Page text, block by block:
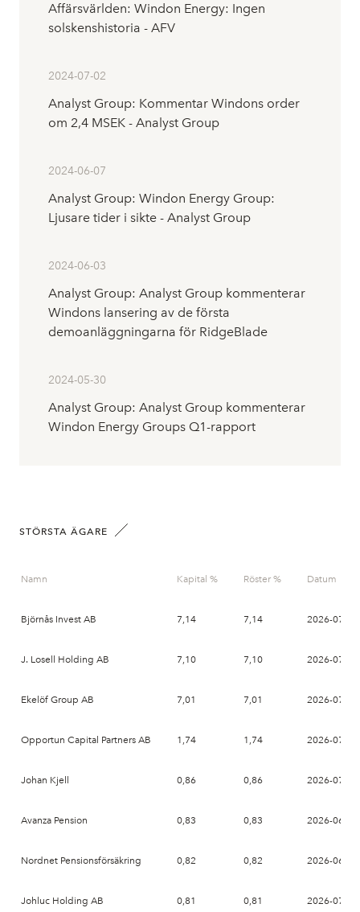
Affärsvärlden: Windon Energy: Ingen
solskenshistoria - AFV
2024-07-02
Analyst Group: Kommentar Windons order
om 2,4 MSEK - Analyst Group
2024-06-07
Analyst Group: Windon Energy Group:
Ljusare tider i sikte - Analyst Group
2024-06-03
Analyst Group: Analyst Group kommenterar
Windons lansering av de första
demoanläggningarna för RidgeBlade
2024-05-30
Analyst Group: Analyst Group kommenterar
Windon Energy Groups Q1-rapport
STÖRSTA ÄGARE
Namn Kapital % Röster % Datum
Björnås Invest AB 7,14 7,14 2026-07-01
J. Losell Holding AB 7,10 7,10 2026-07-01
Ekelöf Group AB 7,01 7,01 2026-07-01
Opportun Capital Partners AB 1,74 1,74 2026-07-01
Johan Kjell 0,86 0,86 2026-07-01
Avanza Pension 0,83 0,83 2026-06-26
Nordnet Pensionsförsäkring 0,82 0,82 2026-06-26
Johluc Holding AB 0,81 0,81 2026-07-01